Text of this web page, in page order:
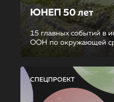
ЮНЕП 50 лет
15 главных событий в
ООН по окружающей
СПЕЦПРОЕКТ